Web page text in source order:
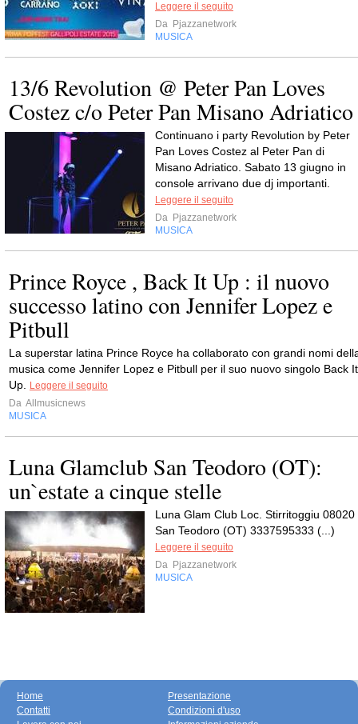
Leggere il seguito
Da Pjazzanetwork
MUSICA
13/6 Revolution @ Peter Pan Loves
Costez c/o Peter Pan Misano Adriatico
Continuano i party Revolution by Peter
Pan Loves Costez al Peter Pan di
Misano Adriatico. Sabato 13 giugno in
console arrivano due dj importanti.
Leggere il seguito
Da Pjazzanetwork
MUSICA
Prince Royce , Back It Up : il nuovo
successo latino con Jennifer Lopez e
Pitbull
La superstar latina Prince Royce ha collaborato con grandi nomi
musica come Jennifer Lopez e Pitbull per il suo nuovo singolo Back It
Up.
Leggere il seguito
Da Allmusicnews
MUSICA
Luna Glamclub San Teodoro (OT):
un`estate a cinque stelle
Luna Glam Club Loc. Stirritoggiu 08020
San Teodoro (OT) 3337595333 (...)
Leggere il seguito
Da Pjazzanetwork
MUSICA
Home
Contatti
Presentazione
Condizioni d'uso